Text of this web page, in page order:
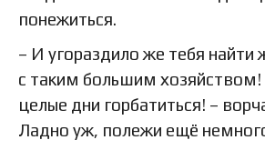
понежиться.
– И угораздило же тебя найти
с таким большим
целые дни горбатиться! –
Ладно уж, полежи ещё